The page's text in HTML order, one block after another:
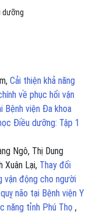
dưỡng
Cải thiện khả năng
về phục hổi vận
Bệnh viện Đa khoa
Điều dưỡng: Tập 1
Ngô, Thị Dung
Xuân Lại, Thay đổi
vận động cho người
não tại Bệnh viện Y
năng tỉnh Phú Thọ ,